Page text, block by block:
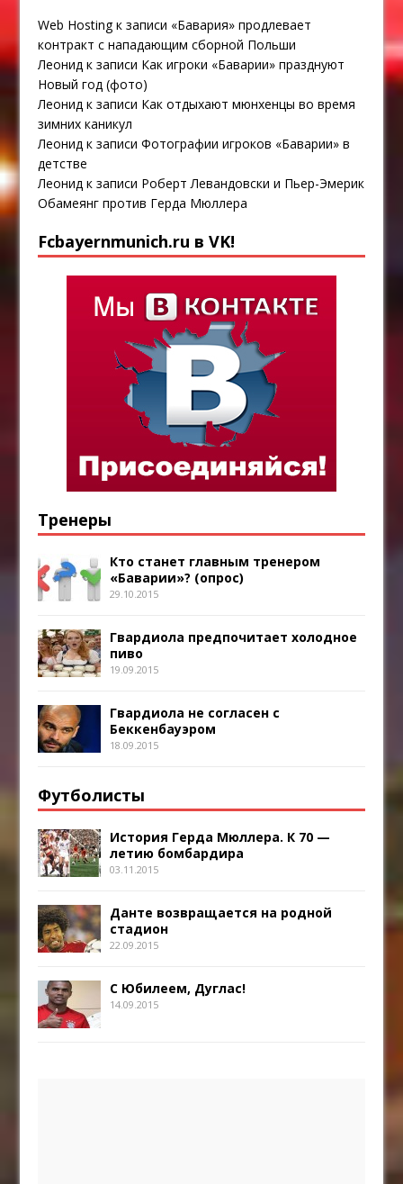
Web Hostingк записи «Бавария» продлевает
контракт с нападающим сборной Польши
Леонид к записи Как игроки «Баварии» празднуют
Новый год (фото)
Леонид к записи Как отдыхают мюнхенцы во время
зимних каникул
Леонид к записиФотографии игроков «Баварии» в
детстве
Леонид к записи Роберт Левандовски и Пьер-Эмерик
Обамеянг против Герда Мюллера
Fcbayernmunich.ru в VK!
Тренеры
Кто станет главным тренером
«Баварии»? (опрос)
29.10.2015
Гвардиола предпочитает холодное
пиво
19.09.2015
Гвардиола не согласен с
Беккенбауэром
18.09.2015
Футболисты
История Герда Мюллера. К 70 —
летию бомбардира
03.11.2015
Данте возвращается на родной
стадион
22.09.2015
С Юбилеем, Дуглас!
14.09.2015